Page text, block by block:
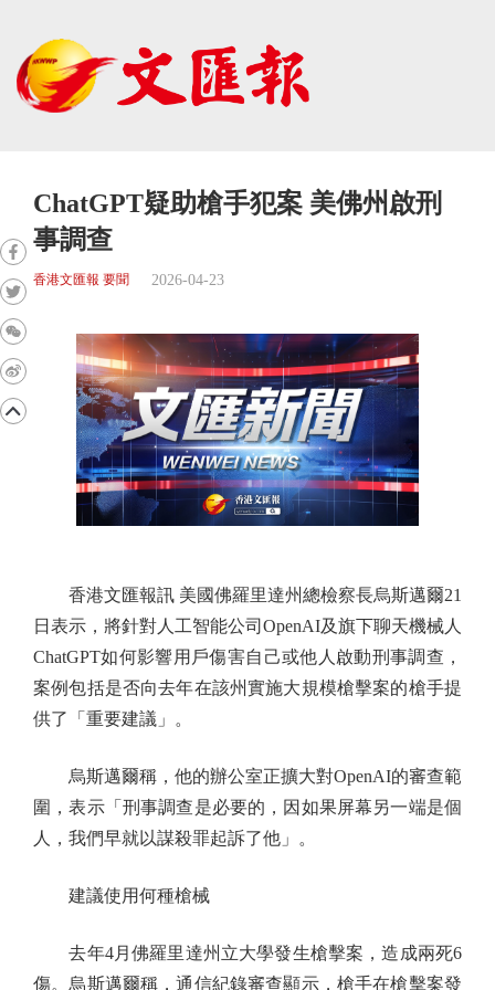
ChatGPT疑助槍手犯案 美佛州啟刑
事調查
香港文匯報 要聞 2026-04-23
香港文匯報訊 美國佛羅里達州總檢察長烏斯邁爾21
日表示，將針對人工智能公司OpenAI及旗下聊天機械人
ChatGPT如何影響用戶傷害自己或他人啟動刑事調查，
案例包括是否向去年在該州實施大規模槍擊案的槍手提
供了「重要建議」。
烏斯邁爾稱，他的辦公室正擴大對OpenAI的審查範
圍，表示「刑事調查是必要的，因如果屏幕另一端是個
人，我們早就以謀殺罪起訴了他」。
建議使用何種槍械
去年4月佛羅里達州立大學發生槍擊案，造成兩死6
傷。烏斯邁爾稱，通信紀錄審查顯示，槍手在槍擊案發